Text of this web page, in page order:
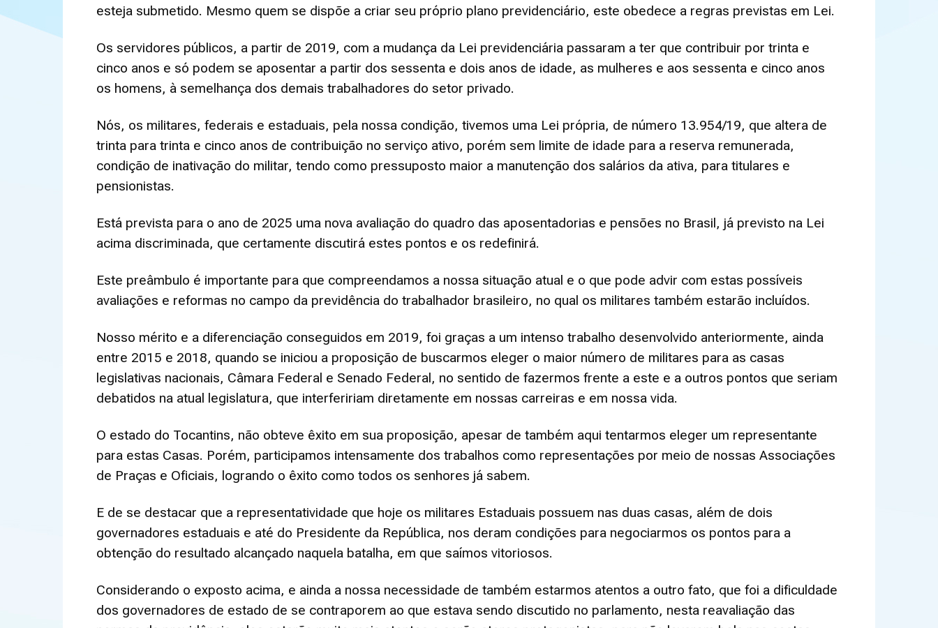
Reformados
do
do
esteja submetido. Mesmo quem se dispõe a criar seu próprio plano previdenciário, este obedece a regras previstas em Lei.
Os servidores públicos, a partir de 2019, com a mudança da Lei previdenciária passaram a ter que contribuir por trinta e
cinco anos e só podem se aposentar a partir dos sessenta e dois anos de idade, as mulheres e aos sessenta e cinco anos
os homens, à semelhança dos demais trabalhadores do setor privado.
Nós, os militares, federais e estaduais, pela nossa condição, tivemos uma Lei própria, de número 13.954/19, que altera de
trinta para trinta e cinco anos de contribuição no serviço ativo, porém sem limite de idade para a reserva remunerada,
condição de inativação do militar, tendo como pressuposto maior a manutenção dos salários da ativa, para titulares e
pensionistas.
Está prevista para o ano de 2025 uma nova avaliação do quadro das aposentadorias e pensões no Brasil, já previsto na Lei
acima discriminada, que certamente discutirá estes pontos e os redefinirá.
Este preâmbulo é importante para que compreendamos a nossa situação atual e o que pode advir com estas possíveis
avaliações e reformas no campo da previdência do trabalhador brasileiro, no qual os militares também estarão incluídos.
Nosso mérito e a diferenciação conseguidos em 2019, foi graças a um intenso trabalho desenvolvido anteriormente, ainda
entre 2015 e 2018, quando se iniciou a proposição de buscarmos eleger o maior número de militares para as casas
legislativas nacionais, Câmara Federal e Senado Federal, no sentido de fazermos frente a este e a outros pontos que seriam
debatidos na atual legislatura, que interfeririam diretamente em nossas carreiras e em nossa vida.
O estado do Tocantins, não obteve êxito em sua proposição, apesar de também aqui tentarmos eleger um representante
para estas Casas. Porém, participamos intensamente dos trabalhos como representações por meio de nossas Associações
de Praças e Oficiais, logrando o êxito como todos os senhores já sabem.
E de se destacar que a representatividade que hoje os militares Estaduais possuem nas duas casas, além de dois
governadores estaduais e até do Presidente da República, nos deram condições para negociarmos os pontos para a
obtenção do resultado alcançado naquela batalha, em que saímos vitoriosos.
Considerando o exposto acima, e ainda a nossa necessidade de também estarmos atentos a outro fato, que foi a dificuldade
dos governadores de estado de se contraporem ao que estava sendo discutido no parlamento, nesta reavaliação das